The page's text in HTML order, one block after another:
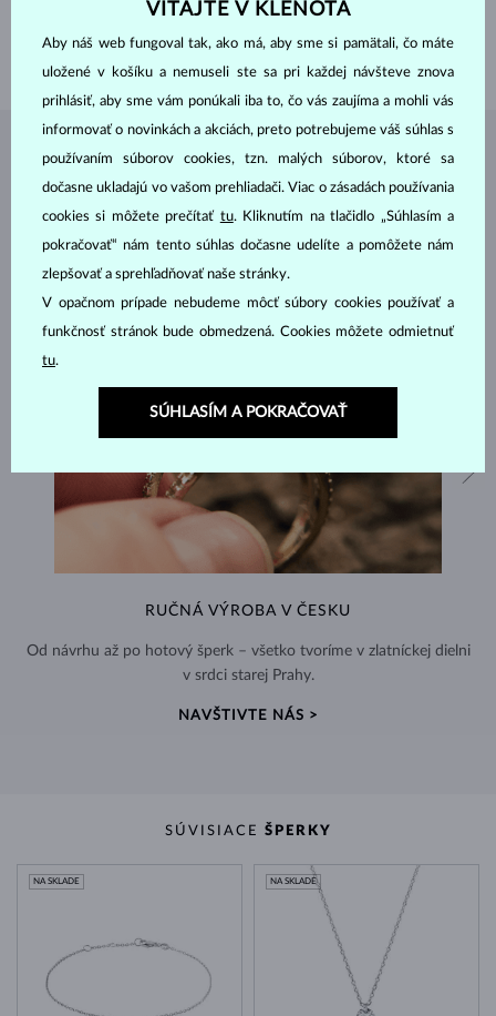
ŠPERKY ZATELIÉRU KLENOTA
RUČNÁ VÝROBA V ČESKU
Od návrhu až po hotový šperk – všetko tvoríme v zlatníckej dielni
v srdci starej Prahy.
NAVŠTIVTE NÁS >
SÚVISIACE ŠPERKY
NA SKLADE NA SKLADE
VITAJTE V KLENOTA
Aby náš web fungoval tak, ako má, aby sme si pamätali, čo máte
uložené v košíku a nemuseli ste sa pri každej návšteve znova
prihlásiť, aby sme vám ponúkali iba to, čo vás zaujíma a mohli vás
informovať o novinkách a akciách, preto potrebujeme váš súhlas s
používaním súborov cookies, tzn. malých súborov, ktoré sa
dočasne ukladajú vo vašom prehliadači. Viac o zásadách používania
cookies si môžete prečítať tu. Kliknutím na tlačidlo „Súhlasím a
pokračovať“ nám tento súhlas dočasne udelíte a pomôžete nám
zlepšovať a sprehľadňovať naše stránky.
V opačnom prípade nebudeme môcť súbory cookies používať a
funkčnosť stránok bude obmedzená. Cookies môžete odmietnuť
tu.
SÚHLASÍM A POKRAČOVAŤ